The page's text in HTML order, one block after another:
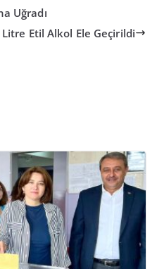
Uğradı
Etil Alkol Ele Geçirildi